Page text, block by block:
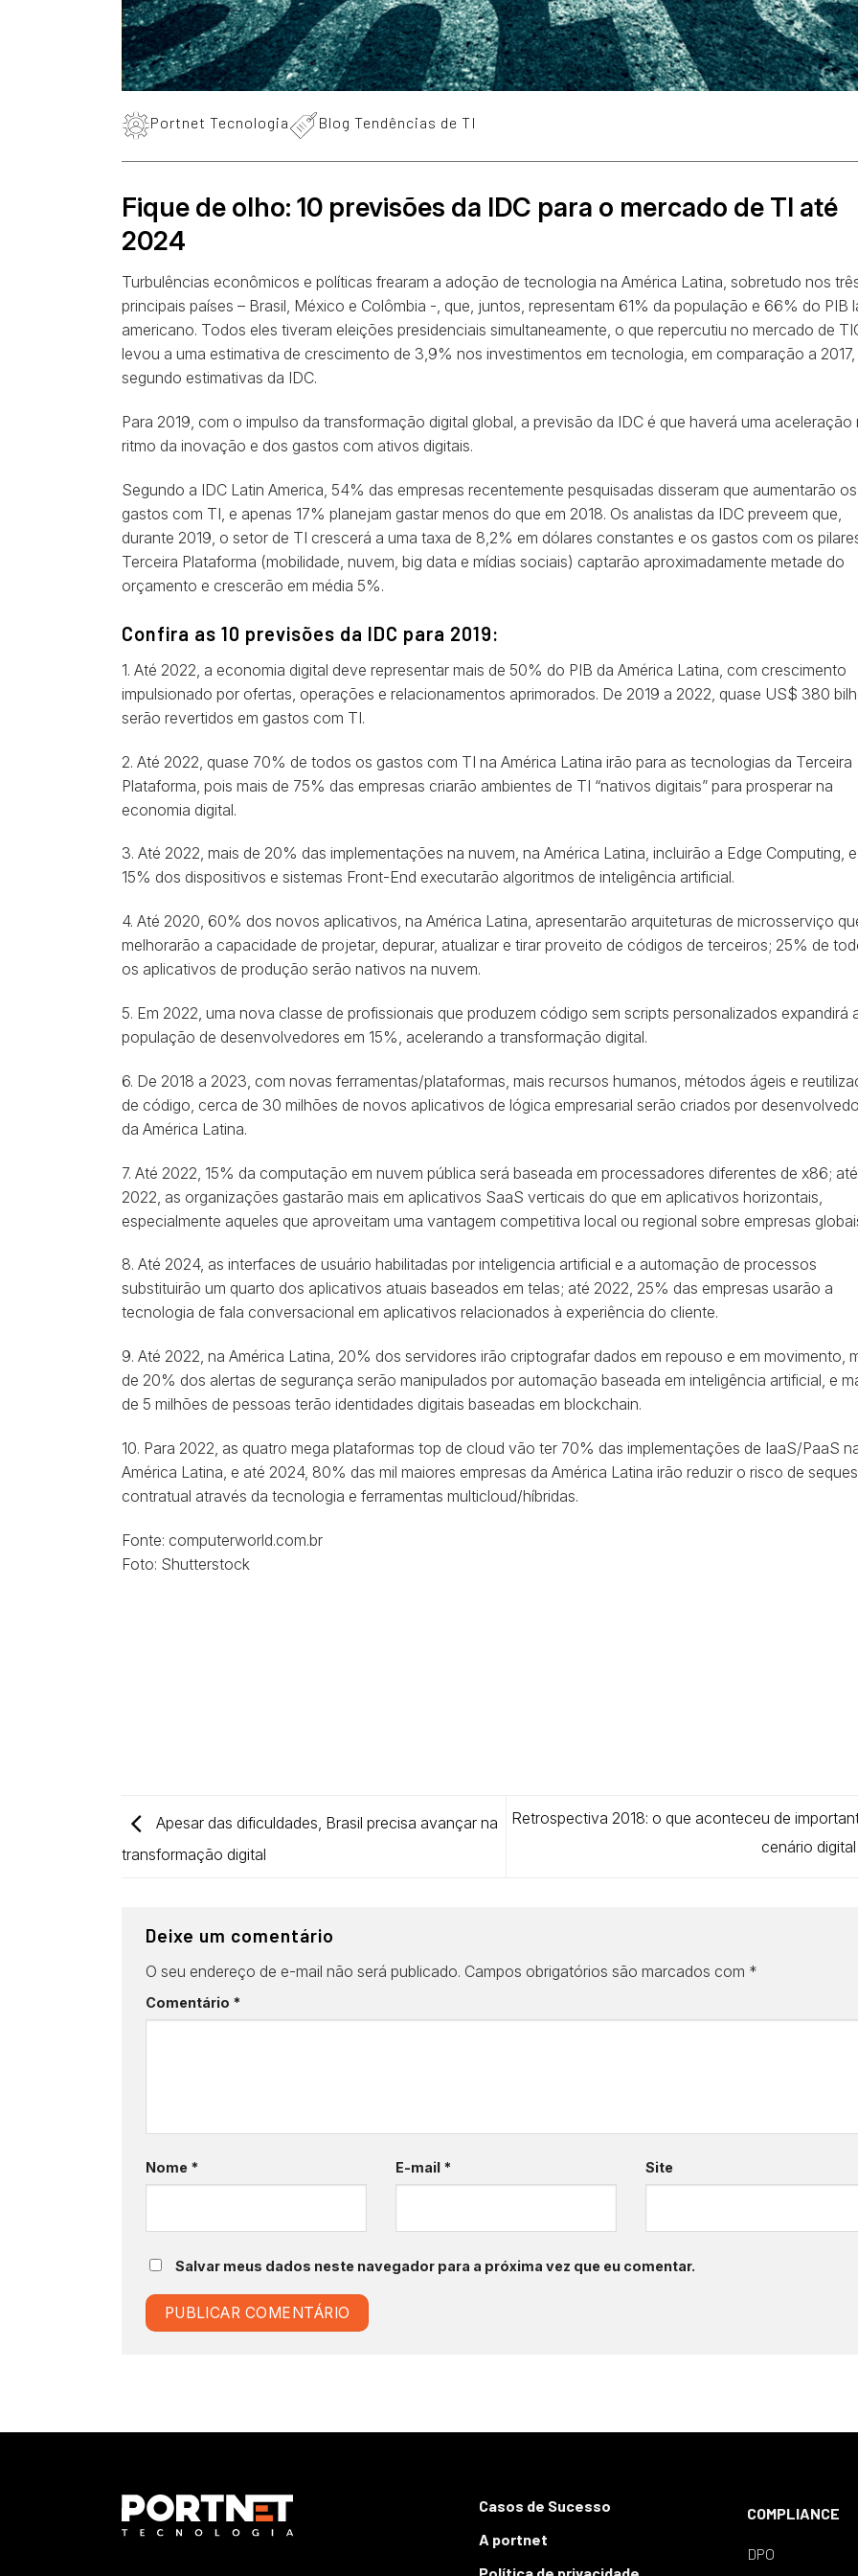
Fique de olho: 10 previsões da IDC para o mercado de TI até
2024
Portnet Tecnologia Blog Tendências de TI
Turbulências econômicos e políticas frearam a adoção de tecnologia na América Latina, sobretudo nos
principais países – Brasil, México e Colômbia -, que, juntos, representam 61% da população e 66% do PIB
americano. Todos eles tiveram eleições presidenciais simultaneamente, o que repercutiu no mercado de
levou a uma estimativa de crescimento de 3,9% nos investimentos em tecnologia, em comparação a 2017,
segundo estimativas da IDC.
Para 2019, com o impulso da transformação digital global, a previsão da IDC é que haverá uma aceleração
ritmo da inovação e dos gastos com ativos digitais.
Segundo a IDC Latin America, 54% das empresas recentemente pesquisadas disseram que aumentarão os
gastos com TI, e apenas 17% planejam gastar menos do que em 2018. Os analistas da IDC preveem que,
durante 2019, o setor de TI crescerá a uma taxa de 8,2% em dólares constantes e os gastos com os
Terceira Plataforma (mobilidade, nuvem, big data e mídias sociais) captarão aproximadamente metade do
orçamento e crescerão em média 5%.
Confira as 10 previsões da IDC para 2019:
1. Até 2022, a economia digital deve representar mais de 50% do PIB da América Latina, com crescimento
impulsionado por ofertas, operações e relacionamentos aprimorados. De 2019 a 2022, quase US$ 380
serão revertidos em gastos com TI.
2. Até 2022, quase 70% de todos os gastos com TI na América Latina irão para as tecnologias da Terceira
Plataforma, pois mais de 75% das empresas criarão ambientes de TI “nativos digitais” para prosperar na
economia digital.
3. Até 2022, mais de 20% das implementações na nuvem, na América Latina, incluirão a Edge Computing, e
15% dos dispositivos e sistemas Front-End executarão algoritmos de inteligência artificial.
4. Até 2020, 60% dos novos aplicativos, na América Latina, apresentarão arquiteturas de microsserviço
melhorarão a capacidade de projetar, depurar, atualizar e tirar proveito de códigos de terceiros; 25% de
os aplicativos de produção serão nativos na nuvem.
5. Em 2022, uma nova classe de profissionais que produzem código sem scripts personalizados expandirá
população de desenvolvedores em 15%, acelerando a transformação digital.
6. De 2018 a 2023, com novas ferramentas/plataformas, mais recursos humanos, métodos ágeis e
de código, cerca de 30 milhões de novos aplicativos de lógica empresarial serão criados por
da América Latina.
7. Até 2022, 15% da computação em nuvem pública será baseada em processadores diferentes de x86; até
2022, as organizações gastarão mais em aplicativos SaaS verticais do que em aplicativos horizontais,
especialmente aqueles que aproveitam uma vantagem competitiva local ou regional sobre empresas
8. Até 2024, as interfaces de usuário habilitadas por inteligencia artificial e a automação de processos
substituirão um quarto dos aplicativos atuais baseados em telas; até 2022, 25% das empresas usarão a
tecnologia de fala conversacional em aplicativos relacionados à experiência do cliente.
9. Até 2022, na América Latina, 20% dos servidores irão criptografar dados em repouso e em movimento,
de 20% dos alertas de segurança serão manipulados por automação baseada em inteligência artificial, e
de 5 milhões de pessoas terão identidades digitais baseadas em blockchain.
10. Para 2022, as quatro mega plataformas top de cloud vão ter 70% das implementações de IaaS/PaaS
América Latina, e até 2024, 80% das mil maiores empresas da América Latina irão reduzir o risco de
contratual através da tecnologia e ferramentas multicloud/híbridas.
Fonte: computerworld.com.br
Foto: Shutterstock
Apesar das dificuldades, Brasil precisa avançar na
transformação digital
Retrospectiva 2018: o que aconteceu de
cenário digital
Deixe um comentário
O seu endereço de e-mail não será publicado. Campos obrigatórios são marcados com *
Comentário *
Nome * E-mail * Site
Salvar meus dados neste navegador para a próxima vez que eu comentar.
Casos de Sucesso
A portnet
Política de privacidade
COMPLIANCE
DPO